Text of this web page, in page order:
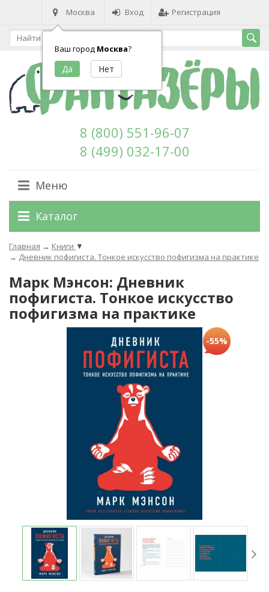
Москва
Ваш город Москва?
Вход Регистрация
8 (800) 551-96-07
8 (499) 032-17-00
Меню
Каталог
Главная → Книги ▼
→ Дневник пофигиста. Тонкое искусство пофигизма на практике
Марк Мэнсон: Дневник
пофигиста. Тонкое искусство
пофигизма на практике
-55%